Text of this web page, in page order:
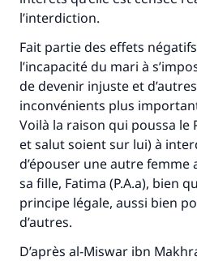
l’interdiction.
Fait partie des effets
l’incapacité du mari à
de devenir injuste et
inconvénients plus
Voilà la raison qui poussa le
et salut soient sur lui) à
d’épouser une autre femme
sa fille, Fatima (P.A.a), bien
principe légale, aussi bien
d’autres.
D’après al-Miswar ibn